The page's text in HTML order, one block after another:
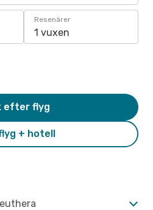
Resenärer
1 vuxen
+ hotell
efter flyg